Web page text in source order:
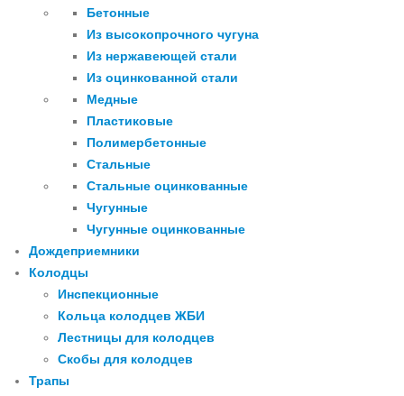
Бетонные
Из высокопрочного чугуна
Из нержавеющей стали
Из оцинкованной стали
Медные
Пластиковые
Полимербетонные
Стальные
Стальные оцинкованные
Чугунные
Чугунные оцинкованные
Дождеприемники
Колодцы
Инспекционные
Кольца колодцев ЖБИ
Лестницы для колодцев
Скобы для колодцев
Трапы